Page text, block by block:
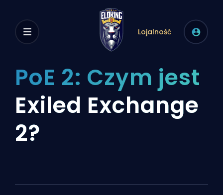
Lojalność
PoE 2: Czym jest
Exiled Exchange
2?